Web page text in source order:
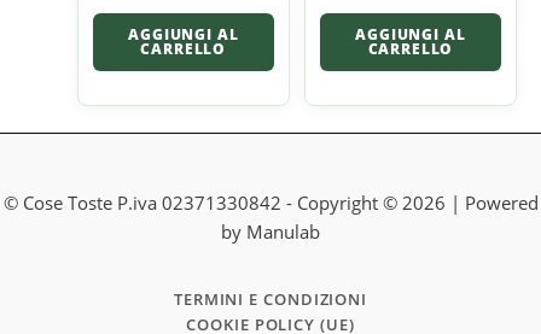
AGGIUNGI AL
CARRELLO
AGGIUNGI AL
CARRELLO
© Cose Toste P.iva 02371330842 - Copyright © 2026 | Powered
by Manulab
TERMINI E CONDIZIONI
COOKIE POLICY (UE)